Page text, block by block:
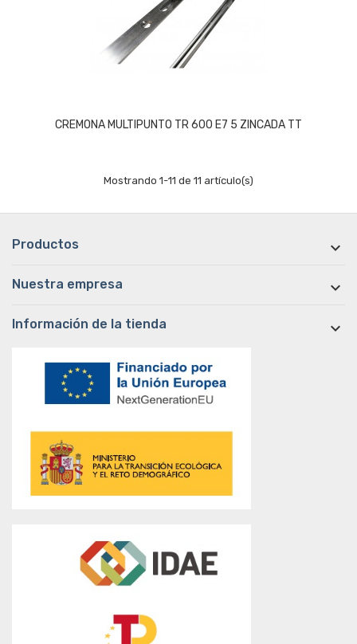
CREMONA MULTIPUNTO TR 600 E7 5 ZINCADA TT
Mostrando 1-11 de 11 artículo(s)
Productos 
Nuestra empresa 
Información de la tienda 